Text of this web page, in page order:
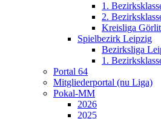
1.
2.
Kreisliga
Spielbezirk Leipzig
Bezirksliga
1.
Portal 64
Mitgliederportal (nu Liga)
Pokal-MM
2026
2025